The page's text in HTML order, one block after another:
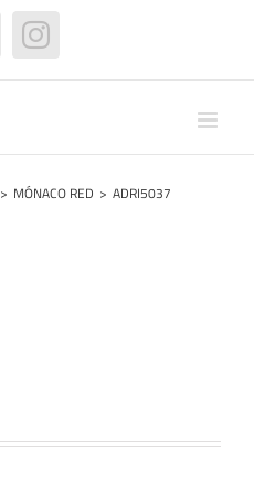
FacebookInstagram
> MÓNACO RED > ADRI5037